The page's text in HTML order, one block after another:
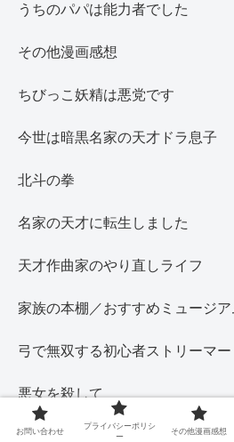
うちのパパは能力者でした
その他漫画感想
ちびっこ妖精は悪党です
今世は暗黒名家の天才ドラ息子
北斗の拳
名家の天才に転生しました
天才作曲家のやり直しライフ
家族の本棚／おすすめミュージア
弓で無双する初心者ストリーマー
悪女を殺して
悪役に仕立てあげられた令嬢は
お問い合わせ
プライバシーポリシ
ー
その他漫画感想